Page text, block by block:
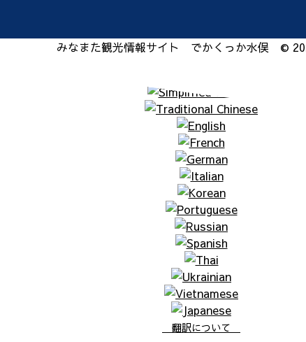
みなまた観光情報サイト でかくっか水俣 ©
翻訳について